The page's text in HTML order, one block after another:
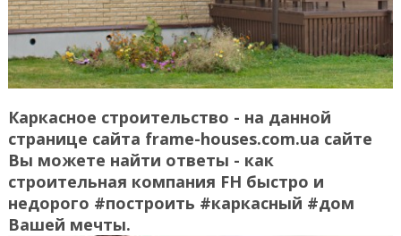
Каркасное строительство - на данной
странице сайта frame-houses.com.ua сайте
Вы можете найти ответы - как
строительная компания FH быстро и
недорого #построить #каркасный #дом
Вашей мечты.